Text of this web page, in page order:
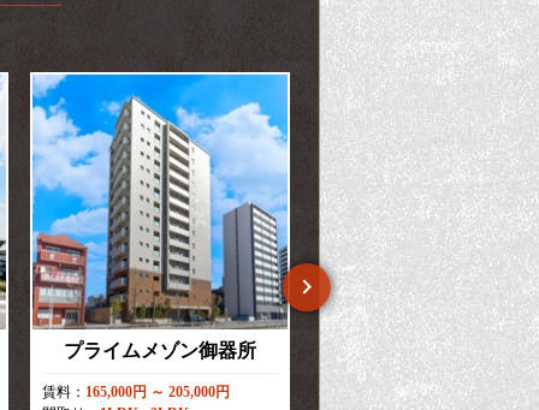
プライムメゾン御器所
賃料： 165,000円 ～ 205,000円
プレサンスジェネ栄
賃料：
60,000円 ～ 64,900円